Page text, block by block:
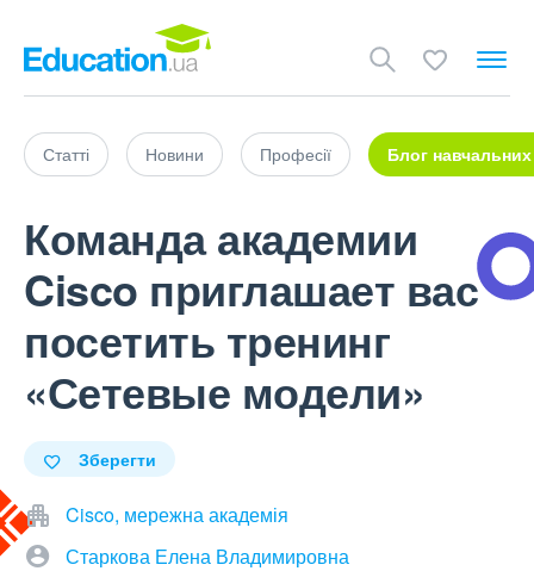
Статті Новини Професії Блог навчальних
Команда академии
Cisco приглашает вас
посетить тренинг
«Сетевые модели»
Зберегти
Cisco, мережна академія
Старкова Елена Владимировна